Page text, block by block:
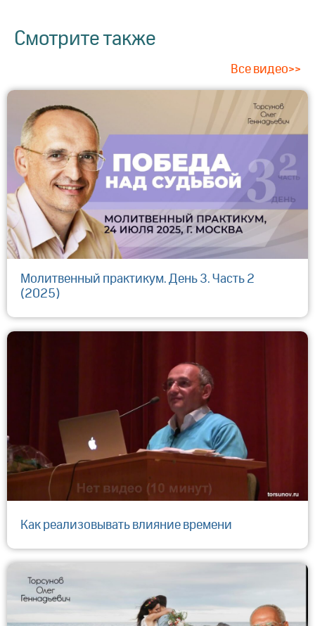
Смотрите также
Все видео>>
Молитвенный практикум. День 3. Часть 2
(2025)
Как реализовывать влияние времени